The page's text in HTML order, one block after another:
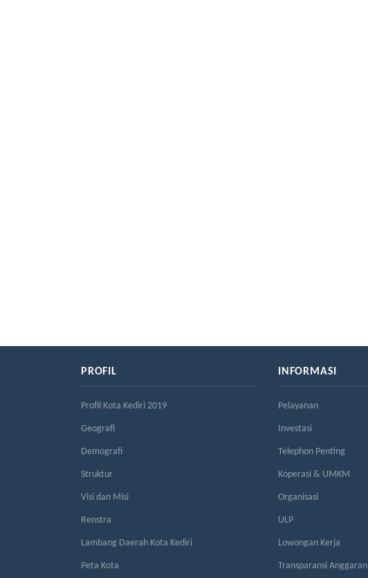
PROFIL
Profil Kota Kediri 2019
Geografi
Demografi
Struktur
Visi dan Misi
Renstra
Lambang Daerah Kota Kediri
Peta Kota
INFORMASI
Pelayanan
Investasi
Telephon Penting
Koperasi & UMKM
Organisasi
ULP
Lowongan Kerja
Transparansi Anggaran